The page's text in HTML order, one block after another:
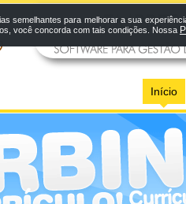
Início
semelhantes para melhorar a sua
você concorda com tais condições. Nossa